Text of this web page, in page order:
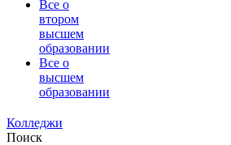
Все о
втором
высшем
образовании
Все о
высшем
образовании
Колледжи
Поиск